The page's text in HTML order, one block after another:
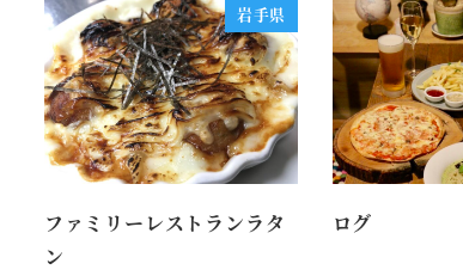
岩手県
ファミリーレストランラタ
ン
ログ